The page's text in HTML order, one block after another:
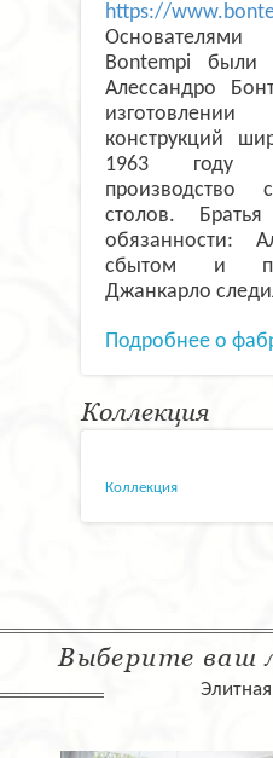
https://
Основателями
Bontempi были
Алессандро
конструкций
1963 году
производство
столов.
обязанности:
сбытом и
Джанкарло
Подробнее о
Коллекция
Коллекция
Выберите ваш